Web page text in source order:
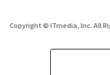
Copyright © ITmedia, Inc. All